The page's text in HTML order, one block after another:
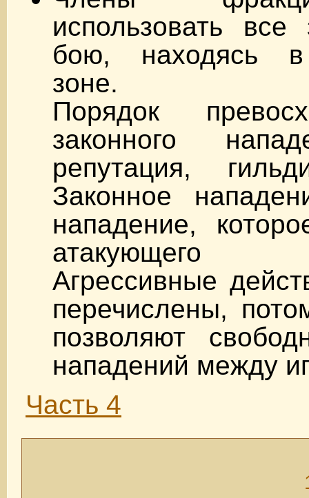
использовать все
бою, находясь в
зоне.
Порядок
законного
репутация,
Законное
нападение,
атакующего
Агрессивные
перечислены,
позволяют
нападений между
Часть 4